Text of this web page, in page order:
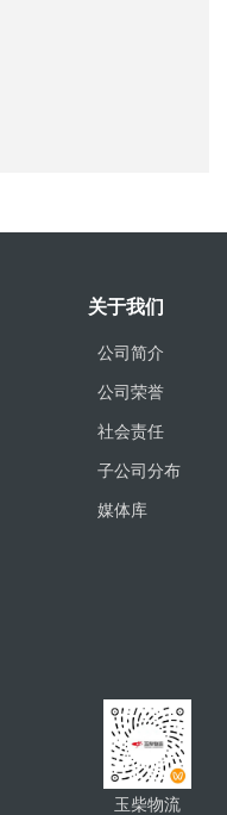
关于我们
公司简介
公司荣誉
社会责任
子公司分布
媒体库
玉柴物流